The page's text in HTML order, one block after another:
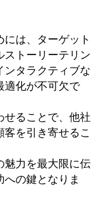
は、ターゲット
ストーリーテリン
ンタラクティブな
適化が不可欠で
せることで、他社
客を引き寄せるこ
魅力を最大限に伝
への鍵となりま